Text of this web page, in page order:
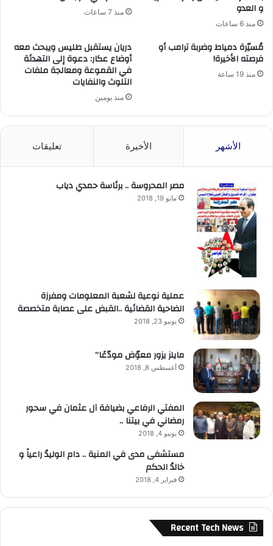
و العدو
منذ 6 ساعات
منذ 7 ساعات
مُسيّرة دمياط وضربة ترامب أو
فرصته الأخيرة!
منذ 19 ساعة
دريان يستقبل طليس ويبحث معه
أوضاع عكار: دعوة إلى التهدئة
في القموعة ومعالجة ملفات
التلوث والنفايات
منذ يومين
الأشهر الأخيرة تعليقات
مصر المحروسة .. برئاسة حمدي دياب
مايو 19, 2018
عملية نوعية لشعبة المعلومات ومفرزة
الضاحية القضائية ..القبض على عصابة متخصصة
يونيو 23, 2018
مايلز يزور معوّض مودّعًا”
أغسطس 8, 2018
المفتي الرفاعي بضيافة آل عثمان في سحور
رمضاني في بيتنا ..
يونيو 4, 2018
مستشفى مدى في المنية .. دام الوليدُ راعياً و
خالدُ الحكم
فبراير 4, 2018
Recent Tech News